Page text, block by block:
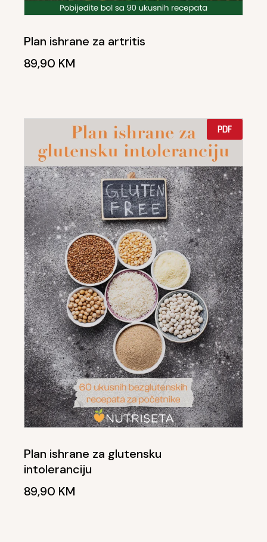
Plan ishrane za artritis
89,90 KM
PDF
Plan ishrane za glutensku
intoleranciju
89,90 KM